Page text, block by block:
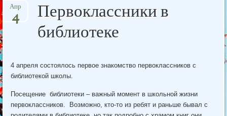
to
content
Первоклассники в
библиотеке
Апр
4
4 апреля состоялось первое знакомство первоклассников с
библиотекой школы.
Посещение библиотеки – важный момент в школьной жизни
первоклассников. Возможно, кто-то из ребят и раньше бывал с